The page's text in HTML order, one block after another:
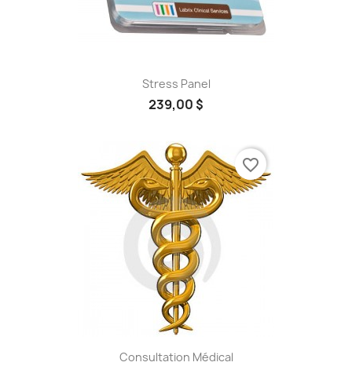
Stress Panel
239,00 $
Consultation Médical
favorite_border